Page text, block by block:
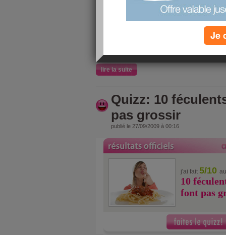
lire la suite
Quizz: 10
pas grossir
publié le 27/09/2009 à 00:16
j'ai fait 5/10
10
font pas
Je